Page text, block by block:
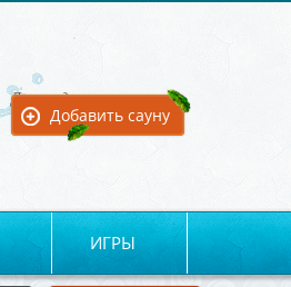
Для владельцев:
Добавить сауну
ИГРЫ